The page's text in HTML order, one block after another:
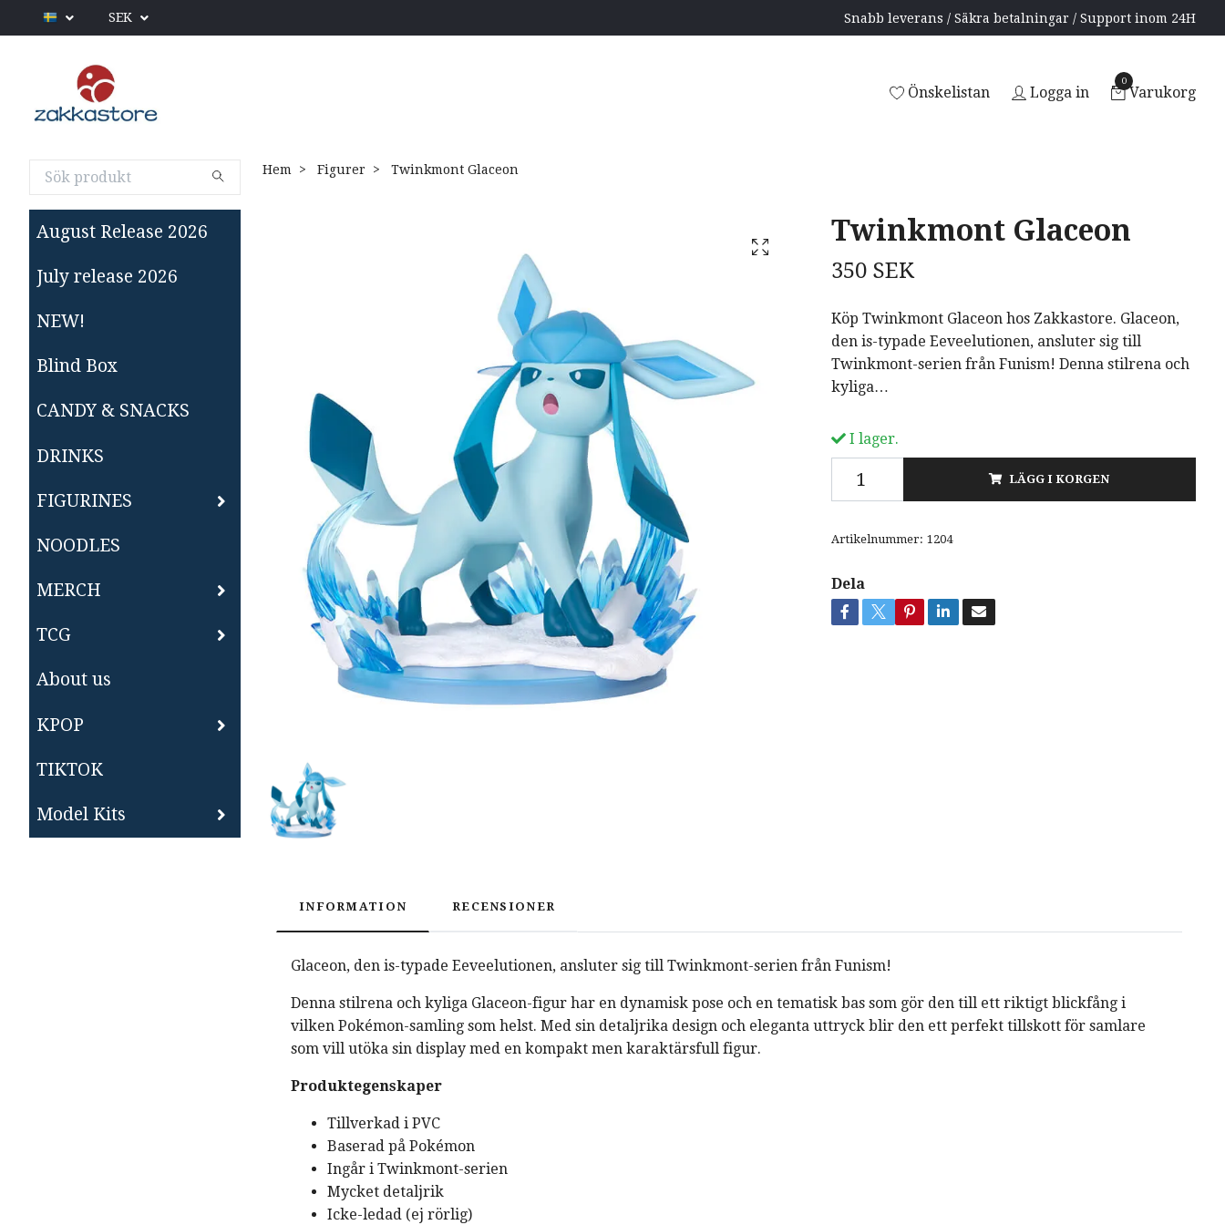
SEK Snabb leverans / Säkra betalningar / Support inom 24H
Önskelistan Logga in
0
Varukorg
August Release 2026
July release 2026
NEW!
Blind Box
CANDY & SNACKS
DRINKS
FIGURINES
NOODLES
MERCH
TCG
About us
KPOP
TIKTOK
Model Kits
Hem Figurer Twinkmont Glaceon
Twinkmont Glaceon
350 SEK
Köp Twinkmont Glaceon hos Zakkastore. Glaceon,
den is-typade Eeveelutionen, ansluter sig till
Twinkmont-serien från Funism! Denna stilrena och
kyliga…
I lager.
LÄGG I KORGEN
Artikelnummer: 1204
Dela
INFORMATION RECENSIONER
Glaceon, den is-typade Eeveelutionen, ansluter sig till Twinkmont-serien från Funism!
Denna stilrena och kyliga Glaceon-figur har en dynamisk pose och en tematisk bas som gör den till ett riktigt blickfång i
vilken Pokémon-samling som helst. Med sin detaljrika design och eleganta uttryck blir den ett perfekt tillskott för samlare
som vill utöka sin display med en kompakt men karaktärsfull figur.
Produktegenskaper
Tillverkad i PVC
Baserad på Pokémon
Ingår i Twinkmont-serien
Mycket detaljrik
Icke-ledad (ej rörlig)